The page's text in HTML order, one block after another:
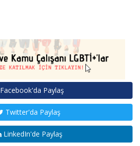
Paylaş
Twitter'da Paylaş
LinkedIn'de Paylaş